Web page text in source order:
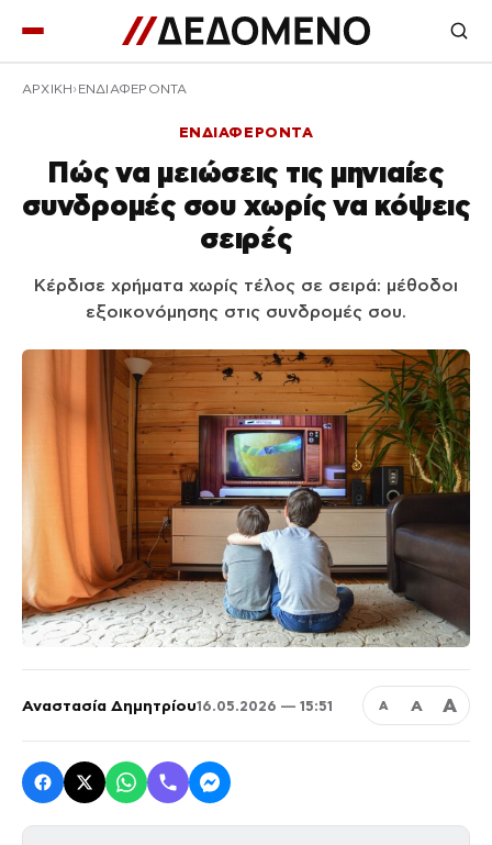
ΑΡΧΙΚΉ ΕΝΔΙΑΦΕΡΟΝΤΑ
ΕΝΔΙΑΦΕΡΟΝΤΑ
Πώς να μειώσεις τις μηνιαίες
συνδρομές σου χωρίς να κόψεις
σειρές
Κέρδισε χρήματα χωρίς τέλος σε σειρά: μέθοδοι
εξοικονόμησης στις συνδρομές σου.
Αναστασία Δημητρίου16.05.2026 — 15:51 Α Α Α